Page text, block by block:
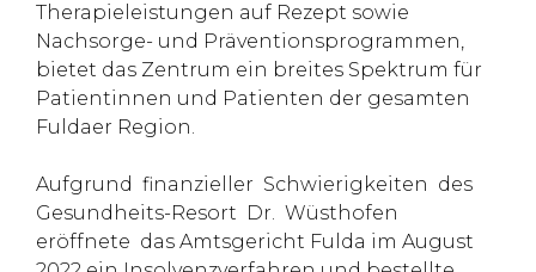
Therapieleistungen auf Rezept sowie
Nachsorge- und Präventionsprogrammen,
bietet das Zentrum ein breites Spektrum für
Patientinnen und Patienten der gesamten
Fuldaer Region.
Aufgrund finanzieller Schwierigkeiten des
Gesundheits-Resort Dr. Wüsthofen
eröffnete das Amtsgericht Fulda im August